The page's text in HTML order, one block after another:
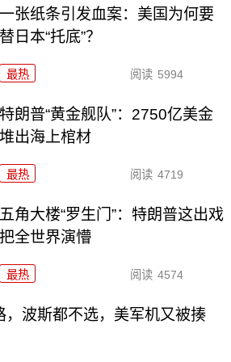
一张纸条引发血案：美国为何要
替日本“托底”？
最热 阅读 5994
特朗普“黄金舰队”：2750亿美金
堆出海上棺材
最热 阅读 4719
五角大楼“罗生门”：特朗普这出戏
把全世界演懵
最热 阅读 4574
，波斯都不选，美军机又被揍